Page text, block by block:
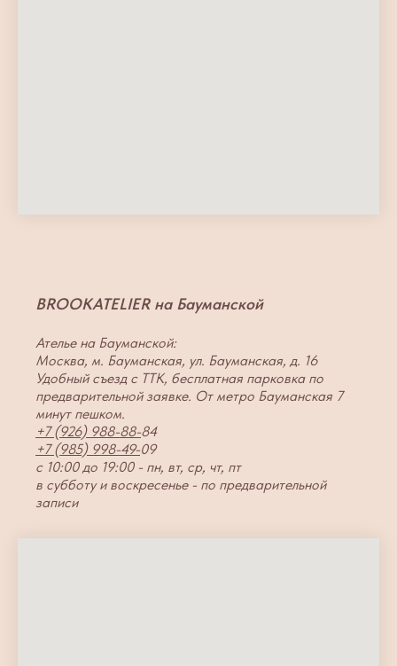
BROOKATELIER на Бауманской
Ателье на Бауманской:
Москва, м. Бауманская, ул. Бауманская, д. 16
Удобный съезд с ТТК, бесплатная парковка по
предварительной заявке. От метро Бауманская 7
минут пешком.
+7 (926) 988-88-84
+7 (985) 998-49-09
с 10:00 до 19:00 - пн, вт, ср, чт, пт
в субботу и воскресенье - по предварительной
записи